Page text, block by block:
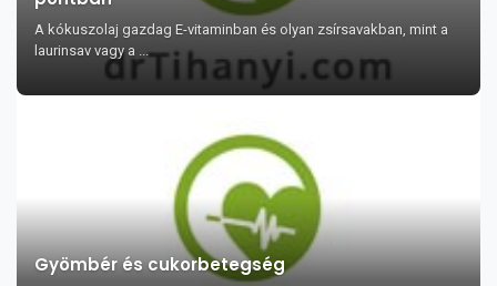
A kókuszolaj gazdag E-vitaminban és olyan zsírsavakban, mint a
laurinsav vagy a ...
Gyömbér és cukorbetegség